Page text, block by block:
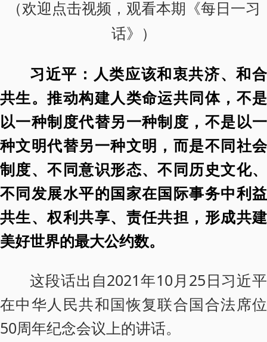
（欢迎点击视频，观看本期《每日一习
话》）
习近平：人类应该和衷共济、和合
共生。推动构建人类命运共同体，不是
以一种制度代替另一种制度，不是以一
种文明代替另一种文明，而是不同社会
制度、不同意识形态、不同历史文化、
不同发展水平的国家在国际事务中利益
共生、权利共享、责任共担，形成共建
美好世界的最大公约数。
这段话出自2021年10月25日习近平
在中华人民共和国恢复联合国合法席位
50周年纪念会议上的讲话。